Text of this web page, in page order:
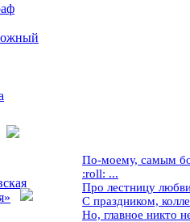
По-моему, самым
:roll: ...
Про лестницу
С праздником,
Но, главное никто